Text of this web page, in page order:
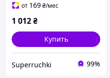
от 169₴/мес
1 012₴
Купить
Superruchki 99%